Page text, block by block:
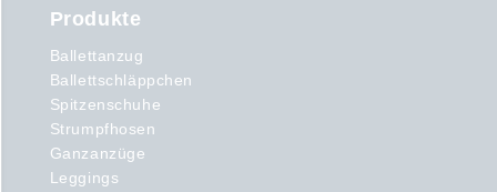
Produkte
Ballettanzug
Ballettschläppchen
Spitzenschuhe
Strumpfhosen
Ganzanzüge
Leggings